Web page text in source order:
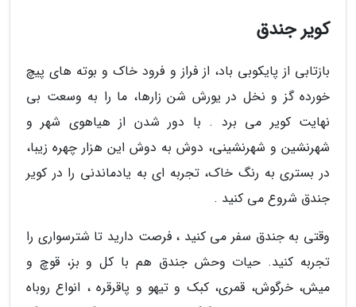
کویر جندق
بازتابی از پایکوبی باد، از فراز و فرود خاک و بوته های پیچ
خورده گز و نخل در یورش شن زارها، ما را به وسعت بی
نهایت کویر می برد . با دور شدن از هیاهوی شهر و
شهرنشین و شهرنشینی، دوش به دوش این هزار چهره زیبا،
در بستری به رنگ خاک، تجربه ای به یادماندنی را در کویر
جندق شروع می کنید .
وقتی به جندق سفر می کنید ، فرصت دارید تا شترسواری را
تجربه کنید. حیات وحش جندق هم با کل و بز، قوچ و
میش، خرگوش، قمری، کبک و تیهو و پاقرقره ، انواع روباه